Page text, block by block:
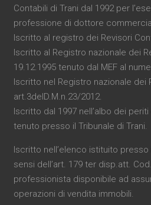
Contabili di Trani dal 1992 per
professione di dottore
Iscritto al registro dei Revisori
Iscritto al Registro nazionale dei
19.12.1995 tenuto dal MEF al
Iscritto nel Registro nazionale dei
art.3delD.M.n.23/2012.
Iscritto dal 1997 nell’albo dei
tenuto presso il Tribunale di Trani.
Iscritto nell’elenco istituito presso
sensi dell’art. 179 ter disp.att.
professionista disponibile ad
operazioni di vendita immobili.